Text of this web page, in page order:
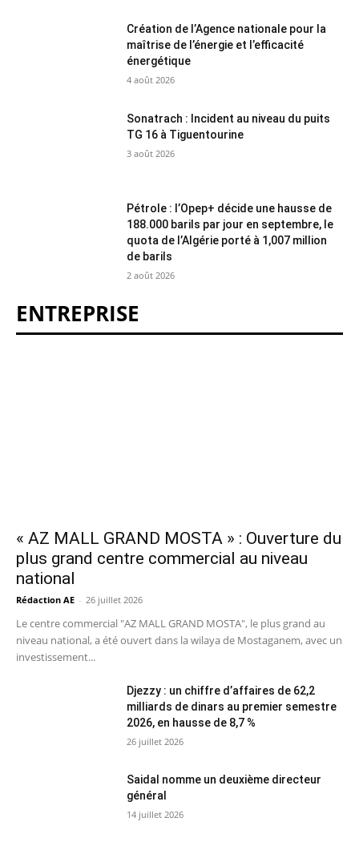
Création de l’Agence nationale pour la
maîtrise de l’énergie et l’efficacité
énergétique
4 août 2026
Sonatrach : Incident au niveau du puits
TG 16 à Tiguentourine
3 août 2026
Pétrole : l’Opep+ décide une hausse de
188.000 barils par jour en septembre, le
quota de l’Algérie porté à 1,007 million
de barils
2 août 2026
ENTREPRISE
« AZ MALL GRAND MOSTA » : Ouverture du
plus grand centre commercial au niveau
national
Rédaction AE - 26 juillet 2026
Le centre commercial "AZ MALL GRAND MOSTA", le plus grand au
niveau national, a été ouvert dans la wilaya de Mostaganem, avec un
investissement...
Djezzy : un chiffre d’affaires de 62,2
milliards de dinars au premier semestre
2026, en hausse de 8,7 %
26 juillet 2026
Saidal nomme un deuxième directeur
général
14 juillet 2026